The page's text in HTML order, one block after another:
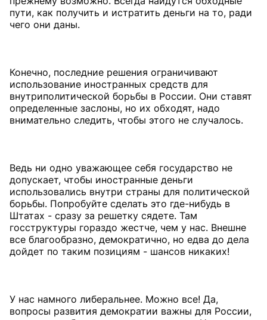
пути, как получить и истратить деньги на то, ради
чего они даны.
Конечно, последние решения ограничивают
использование иностранных средств для
внутриполитической борьбы в России. Они ставят
определенные заслоны, но их обходят, надо
внимательно следить, чтобы этого не случалось.
Ведь ни одно уважающее себя государство не
допускает, чтобы иностранные деньги
использовались внутри страны для политической
борьбы. Попробуйте сделать это где-нибудь в
Штатах - сразу за решетку сядете. Там
госструктуры гораздо жестче, чем у нас. Внешне
все благообразно, демократично, но едва до дела
дойдет по таким позициям - шансов никаких!
У нас намного либеральнее. Можно все! Да,
вопросы развития демократии важны для России,